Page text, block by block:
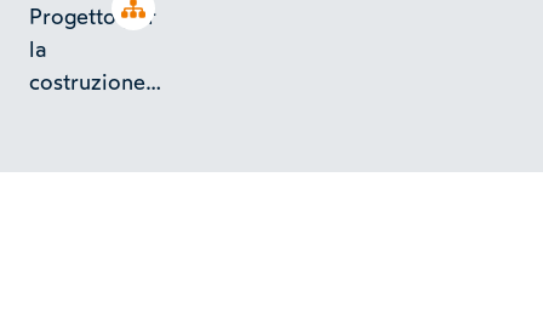
Open tree
Progetto per
la
costruzione
di 2 piani a